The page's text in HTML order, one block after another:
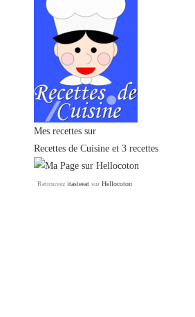
Mes recettes sur
Recettes de Cuisine et 3 recettes
Retrouvez itasteeat surHellocoton